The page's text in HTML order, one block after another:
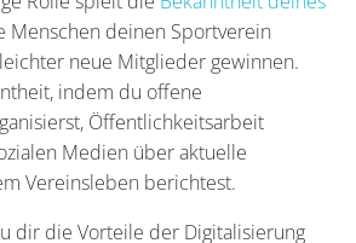
Menschen deinen Sportverein
neue Mitglieder gewinnen.
indem du offene
Öffentlichkeitsarbeit
Medien über aktuelle
Vereinsleben berichtest.
dir die Vorteile der Digitalisierung